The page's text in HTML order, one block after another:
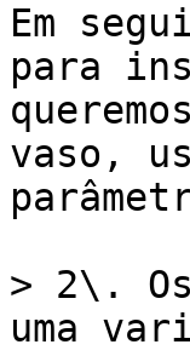
Em
para
vaso,
> 2\.
uma